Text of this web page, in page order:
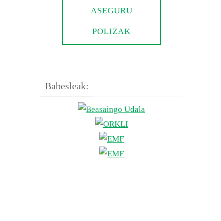
ASEGURU
POLIZAK
Babesleak: